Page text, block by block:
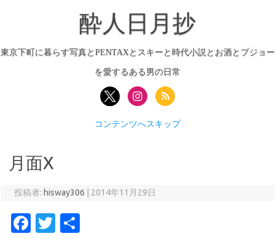
酔人日月抄
東京下町に暮らす写真とPENTAXとスキーと時代小説とお酒とプジョー
を愛するある男の日常
コンテンツへスキップ
月面X
投稿者: hisway306 2014年11月29日
Fa
T